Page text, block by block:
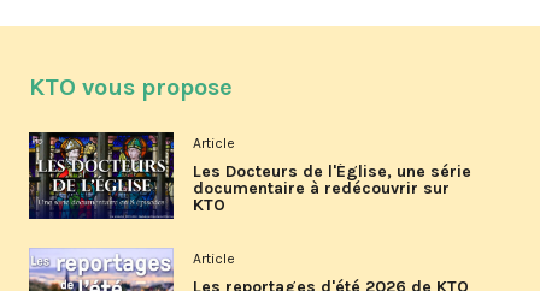
KTO vous propose
Article
Les Docteurs de l'Église, une série
documentaire à redécouvrir sur
KTO
Article
Les reportages d'été 2026 de KTO